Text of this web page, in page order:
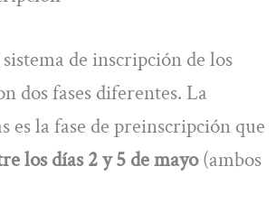
de inscripción de los
dos fases diferentes. La
es la fase de preinscripción que
los días 2 y 5 de mayo(ambos